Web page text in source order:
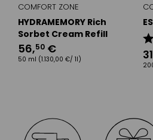
für empfindliche Haut
schützt die Haut vor
beruhigt leicht reizbare
COMFORT ZONE
HYDRAMEMORY Rich
Sorbet Cream Refill
56,50 €
50 ml (1.130,00 €/ 1l) 31